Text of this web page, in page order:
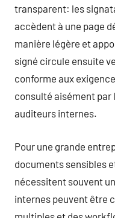
transparent: les
accèdent à une page
manière légère et
signé circule ensuite
conforme aux
consulté aisément par
auditeurs internes.
Pour une grande
documents sensibles
nécessitent souvent
internes peuvent être